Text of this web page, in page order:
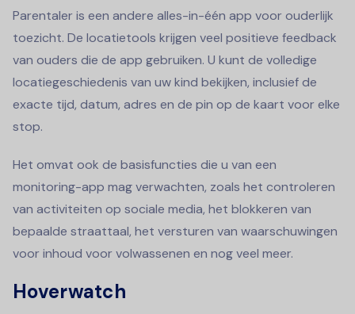
Parentaler is een andere alles-in-één app voor ouderlijk
toezicht. De locatietools krijgen veel positieve feedback
van ouders die de app gebruiken. U kunt de volledige
locatiegeschiedenis van uw kind bekijken, inclusief de
exacte tijd, datum, adres en de pin op de kaart voor elke
stop.
Het omvat ook de basisfuncties die u van een
monitoring-app mag verwachten, zoals het controleren
van activiteiten op sociale media, het blokkeren van
bepaalde straattaal, het versturen van waarschuwingen
voor inhoud voor volwassenen en nog veel meer.
Hoverwatch